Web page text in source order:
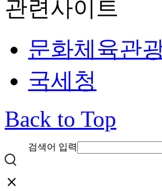
관련사이트
문화체육관
국세청
Back to Top
검색어 입력
close